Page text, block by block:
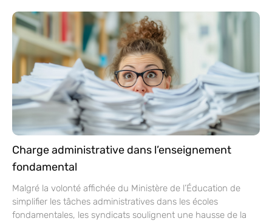
Charge administrative dans l’enseignement
fondamental
Malgré la volonté affichée du Ministère de l’Éducation de
simplifier les tâches administratives dans les écoles
fondamentales, les syndicats soulignent une hausse de la